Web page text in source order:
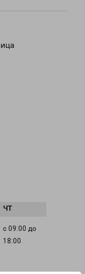
с 09:00 до
18:00